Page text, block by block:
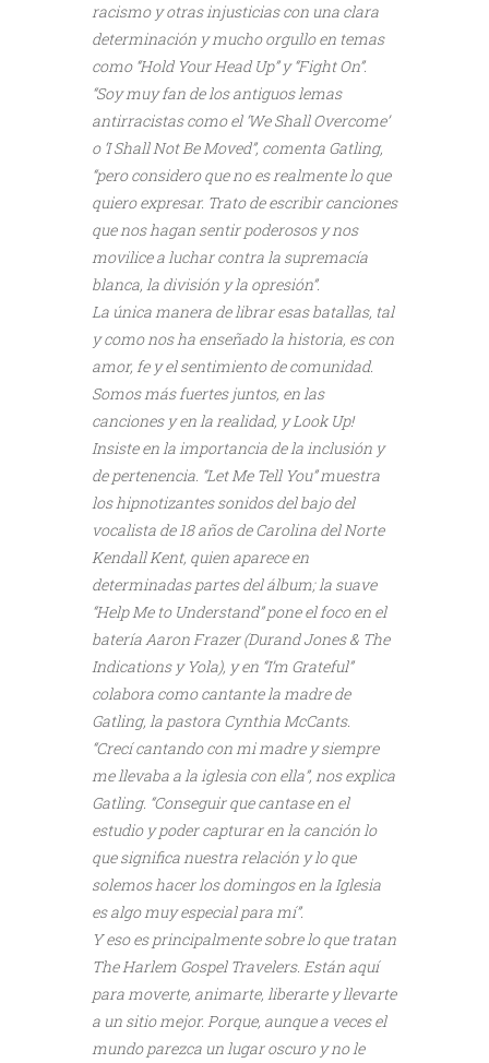
racismo y otras injusticias con una clara
determinación y mucho orgullo en temas
como “Hold Your Head Up” y “Fight On”.
“Soy muy fan de los antiguos lemas
antirracistas como el ‘We Shall Overcome’
o ‘I Shall Not Be Moved”, comenta Gatling,
“pero considero que no es realmente lo que
quiero expresar. Trato de escribir canciones
que nos hagan sentir poderosos y nos
movilice a luchar contra la supremacía
blanca, la división y la opresión”.
La única manera de librar esas batallas, tal
y como nos ha enseñado la historia, es con
amor, fe y el sentimiento de comunidad.
Somos más fuertes juntos, en las
canciones y en la realidad, y Look Up!
Insiste en la importancia de la inclusión y
de pertenencia. “Let Me Tell You” muestra
los hipnotizantes sonidos del bajo del
vocalista de 18 años de Carolina del Norte
Kendall Kent, quien aparece en
determinadas partes del álbum; la suave
“Help Me to Understand” pone el foco en el
batería Aaron Frazer (Durand Jones & The
Indications y Yola), y en “I’m Grateful”
colabora como cantante la madre de
Gatling, la pastora Cynthia McCants.
“Crecí cantando con mi madre y siempre
me llevaba a la iglesia con ella”, nos explica
Gatling. “Conseguir que cantase en el
estudio y poder capturar en la canción lo
que significa nuestra relación y lo que
solemos hacer los domingos en la Iglesia
es algo muy especial para mí”.
Y eso es principalmente sobre lo que tratan
The Harlem Gospel Travelers. Están aquí
para moverte, animarte, liberarte y llevarte
a un sitio mejor. Porque, aunque a veces el
mundo parezca un lugar oscuro y no le